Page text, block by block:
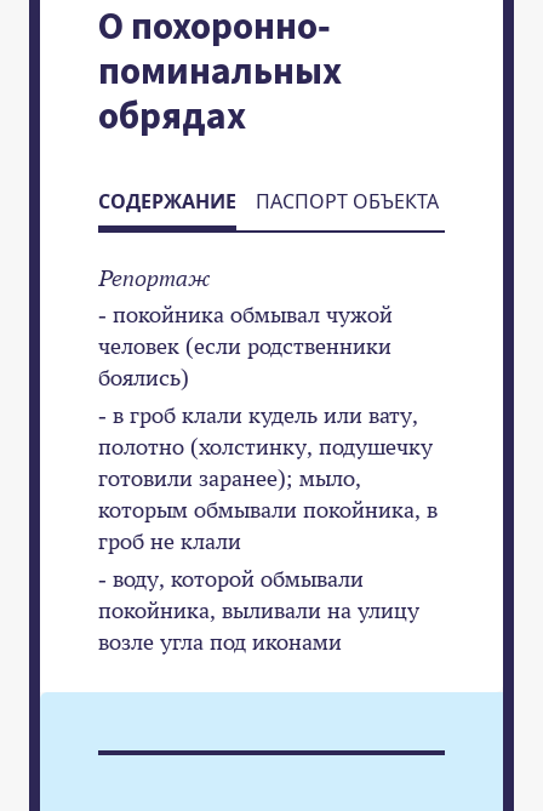
О похоронно-
поминальных
обрядах
СОДЕРЖАНИЕ ПАСПОРТ ОБЪЕКТА
Репортаж
- покойника обмывал чужой
человек (если родственники
боялись)
- в гроб клали кудель или вату,
полотно (холстинку, подушечку
готовили заранее); мыло,
которым обмывали покойника, в
гроб не клали
- воду, которой обмывали
покойника, выливали на улицу
возле угла под иконами